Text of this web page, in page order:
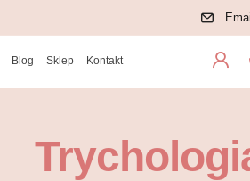
Blog Sklep Kontakt